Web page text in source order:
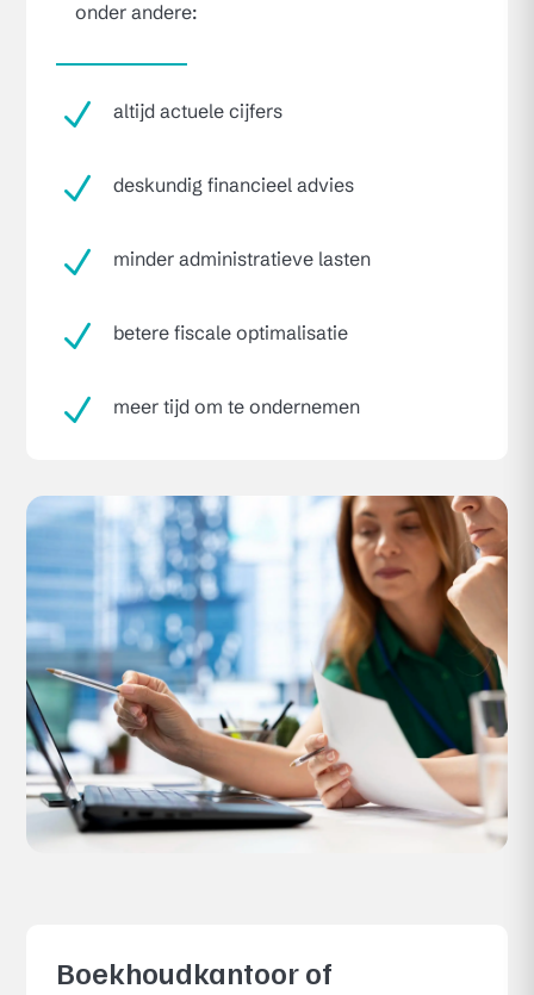
onder andere:
N altijd actuele cijfers
N deskundig financieel advies
N minder administratieve lasten
N betere fiscale optimalisatie
N meer tijd om te ondernemen
Boekhoudkantoor of